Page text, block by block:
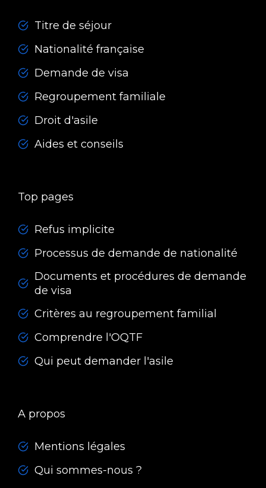
Titre de séjour
Nationalité française
Demande de visa
Regroupement familiale
Droit d'asile
Aides et conseils
Top pages
Refus implicite
Processus de demande de nationalité
Documents et procédures de demande
de visa
Critères au regroupement familial
Comprendre l'OQTF
Qui peut demander l'asile
A propos
Mentions légales
Qui sommes-nous ?